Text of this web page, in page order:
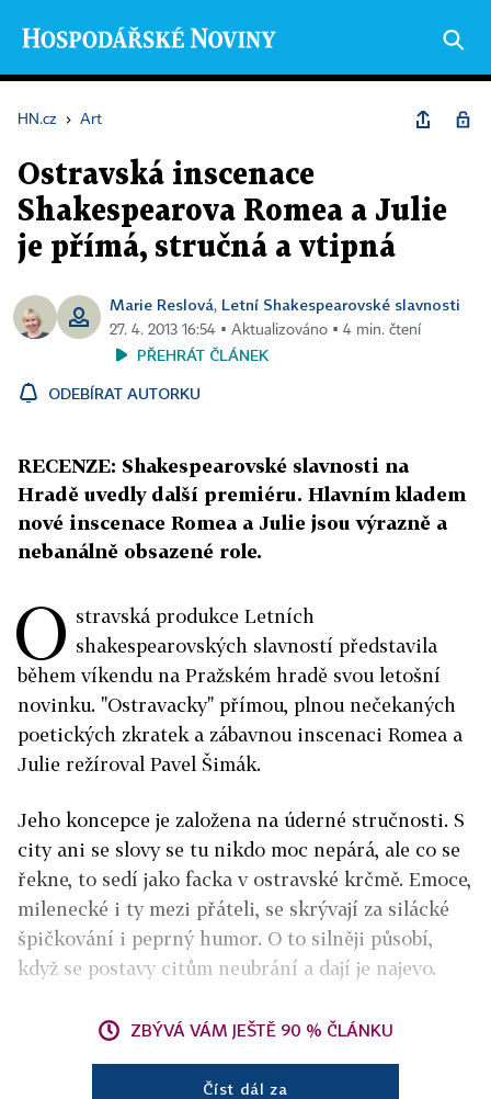
HN.cz › Art
Ostravská inscenace
Shakespearova Romea a Julie
je přímá, stručná a vtipná
Marie Reslová, Letní Shakespearovské slavnosti
27. 4. 2013 16:54 ▪ Aktualizováno ▪ 4 min. čtení
PŘEHRÁT ČLÁNEK
ODEBÍRAT AUTORKU
RECENZE: Shakespearovské slavnosti na
Hradě uvedly další premiéru. Hlavním kladem
nové inscenace Romea a Julie jsou výrazně a
nebanálně obsazené role.
O stravská produkce Letních
shakespearovských slavností představila
během víkendu na Pražském hradě svou letošní
novinku. "Ostravacky" přímou, plnou nečekaných
poetických zkratek a zábavnou inscenaci Romea a
Julie režíroval Pavel Šimák.
Jeho koncepce je založena na úderné stručnosti. S
city ani se slovy se tu nikdo moc nepárá, ale co se
řekne, to sedí jako facka v ostravské krčmě. Emoce,
milenecké i ty mezi přáteli, se skrývají za silácké
špičkování i peprný humor. O to silněji působí,
když se postavy citům neubrání a dají je najevo.
ZBÝVÁ VÁM JEŠTĚ 90 % ČLÁNKU
Číst dál za